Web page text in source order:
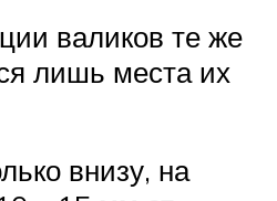
валиков те же
лишь места их
внизу, на